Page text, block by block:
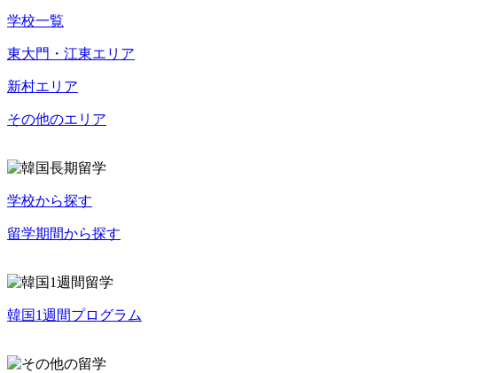
学校一覧
東大門・江東エリア
新村エリア
その他のエリア
学校から探す
留学期間から探す
韓国1週間プログラム